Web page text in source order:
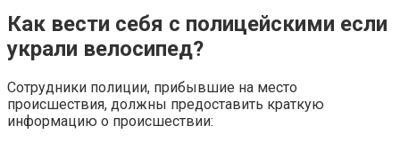
Как вести себя с полицейскими если
украли велосипед?
Сотрудники полиции, прибывшие на место
происшествия, должны предоставить краткую
информацию о происшествии: